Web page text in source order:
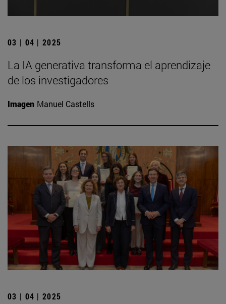
03 | 04 | 2025
La IA generativa transforma el aprendizaje
de los investigadores
Imagen Manuel Castells
03 | 04 | 2025